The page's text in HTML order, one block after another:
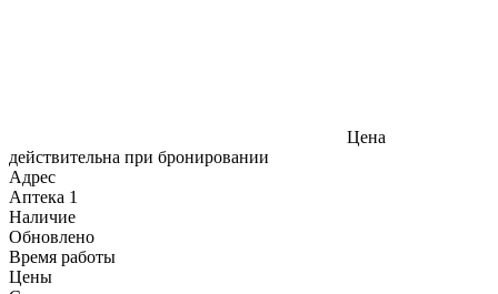
Цена
действительна при бронировании
Адрес
Аптека 1
Наличие
Обновлено
Время работы
Цены